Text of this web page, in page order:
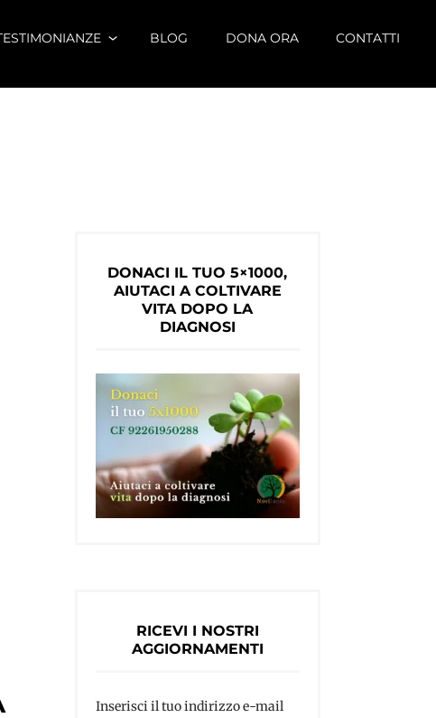
BLOG DONA ORA CONTATTI
DONACI IL TUO 5×1000,
AIUTACI A COLTIVARE
VITA DOPO LA
DIAGNOSI
RICEVI I NOSTRI
AGGIORNAMENTI
Inserisci il tuo indirizzo e-mail